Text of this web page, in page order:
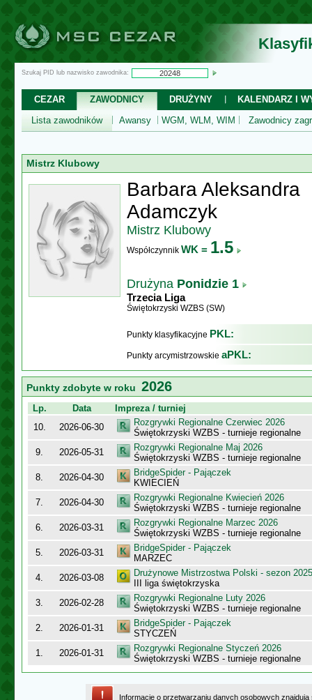
Szukaj PID lub nazwisko zawodnika:
CEZAR ZAWODNICY DRUŻYNY
KALENDARZ I
Lista zawodników
Awansy WGM, WLM, WIM Zawodnicy
Mistrz Klubowy
Barbara Aleksandra
Adamczyk
Mistrz Klubowy
Współczynnik WK = 1.5
Drużyna Ponidzie 1
Trzecia Liga
Świętokrzyski WZBS (SW)
Punkty klasyfikacyjne PKL:
Punkty arcymistrzowskie aPKL:
Punkty zdobyte w roku 2026
Lp. Data
Impreza / turniej
10.
2026-06-30
Rozgrywki Regionalne Czerwiec 2026
Świętokrzyski WZBS - turnieje regionalne
9.
2026-05-31
Rozgrywki Regionalne Maj 2026
Świętokrzyski WZBS - turnieje regionalne
8.
2026-04-30
BridgeSpider - Pajączek
KWIECIEŃ
7.
2026-04-30
Rozgrywki Regionalne Kwiecień 2026
Świętokrzyski WZBS - turnieje regionalne
6.
2026-03-31
Rozgrywki Regionalne Marzec 2026
Świętokrzyski WZBS - turnieje regionalne
5.
2026-03-31
BridgeSpider - Pajączek
MARZEC
4.
2026-03-08
Drużynowe Mistrzostwa Polski - sezon
III liga świętokrzyska
3.
2026-02-28
Rozgrywki Regionalne Luty 2026
Świętokrzyski WZBS - turnieje regionalne
2.
2026-01-31
BridgeSpider - Pajączek
STYCZEŃ
1.
2026-01-31
Rozgrywki Regionalne Styczeń 2026
Świętokrzyski WZBS - turnieje regionalne
Informacje o przetwarzaniu danych osobowych